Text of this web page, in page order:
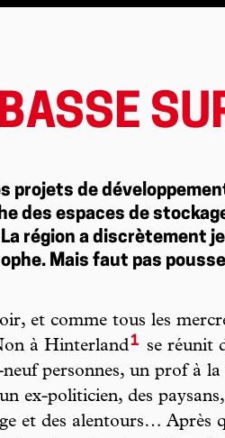
projets de
des espaces de
région a discrètement
Mais faut pas
et comme tous les
à Hinterland1 se réunit
personnes, un prof à
ex-politicien, des
et des alentours… Après